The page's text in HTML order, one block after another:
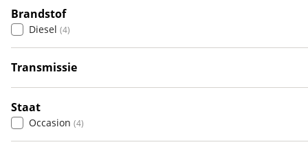
4 (3)
5 (1)
6+ (0)
Brandstof
Diesel (4)
Transmissie
Automatisch
Staat
Occasion (4)